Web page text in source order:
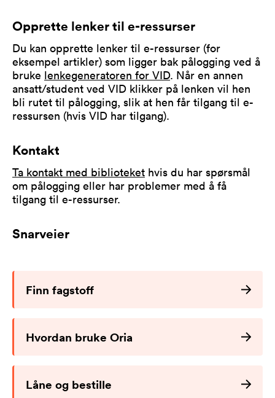
Opprette lenker til e-ressurser
Du kan opprette lenker til e-ressurser (for
eksempel artikler) som ligger bak pålogging ved å
bruke lenkegeneratoren for VID. Når en annen
ansatt/student ved VID klikker på lenken vil hen
bli rutet til pålogging, slik at hen får tilgang til e-
ressursen (hvis VID har tilgang).
Kontakt
Ta kontakt med biblioteket hvis du har spørsmål
om pålogging eller har problemer med å få
tilgang til e-ressurser.
Snarveier
Finn fagstoff
Hvordan bruke Oria
Låne og bestille